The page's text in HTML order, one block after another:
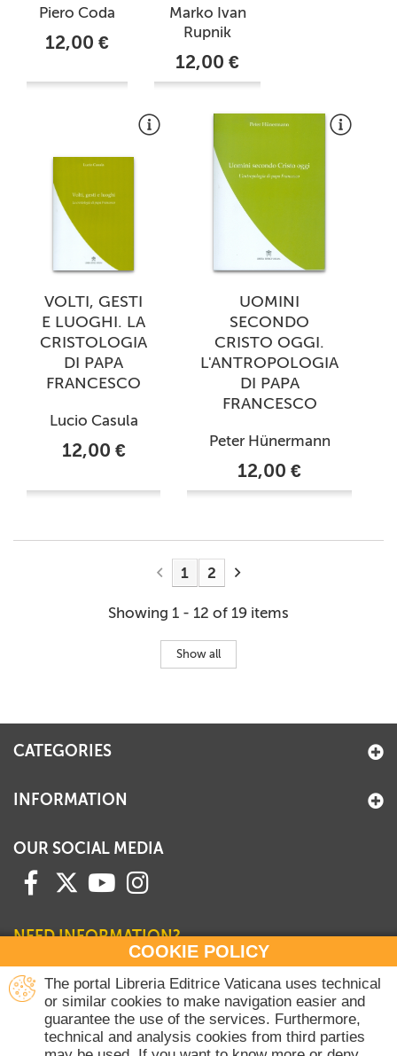
Piero Coda
12,00 €
Marko Ivan
Rupnik
12,00 €
VOLTI, GESTI
E LUOGHI. LA
CRISTOLOGIA
DI PAPA
FRANCESCO
Lucio Casula
12,00 €
UOMINI
SECONDO
CRISTO OGGI.
L'ANTROPOLOGIA
DI PAPA
FRANCESCO
Peter Hünermann
12,00 €
1 2
Showing 1 - 12 of 19 items
Show all
COOKIE POLICY
The portal Libreria Editrice Vaticana uses technical
or similar cookies to make navigation easier and
guarantee the use of the services. Furthermore,
technical and analysis cookies from third parties
CATEGORIES
INFORMATION
OUR SOCIAL MEDIA
NEED INFORMATION?
Contact our Sales Department
+39 06 698 45780
Monday-Thursday 8 am-4.30 pm
Friday 8 am-2 pm